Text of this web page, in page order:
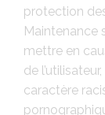
protection
Maintenance
mettre en
de
caractère